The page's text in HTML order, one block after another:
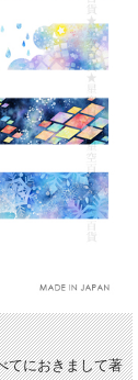
てにおきまして著